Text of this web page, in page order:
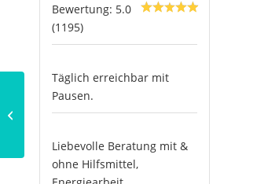
Bewertung: 5.0
(1195)
Täglich erreichbar mit
Pausen.
Liebevolle Beratung mit &
ohne Hilfsmittel,
Adrasteia